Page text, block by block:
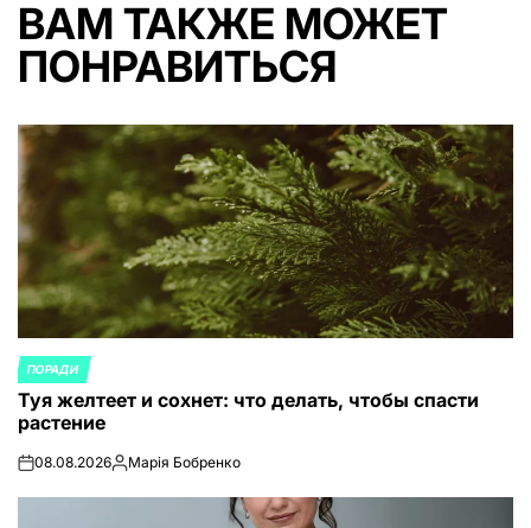
ВАМ ТАКЖЕ МОЖЕТ
ПОНРАВИТЬСЯ
ОПУБЛИКОВАНО
В
ПОРАДИ
Туя желтеет и сохнет: что делать, чтобы спасти
растение
on08.08.2026Запись
Марія Бобренко